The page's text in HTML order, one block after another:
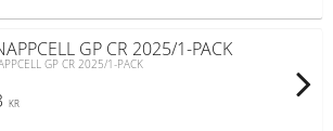
GP CR 2025/1-PACK
GP CR 2025/1-PACK
KR